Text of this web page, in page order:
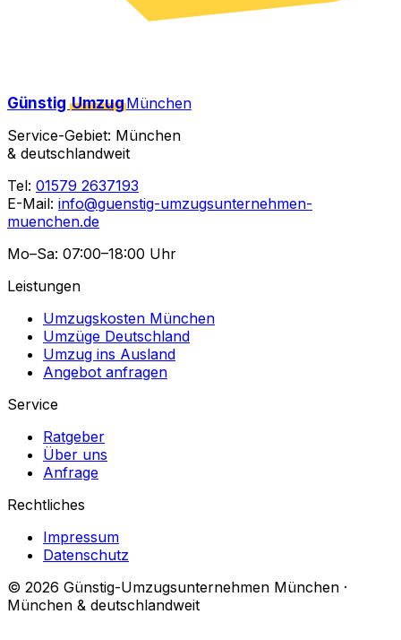
Günstig UmzugMünchen
Service-Gebiet: München
& deutschlandweit
Tel: 01579 2637193
E-Mail: info@guenstig-umzugsunternehmen-
muenchen.de
Mo–Sa: 07:00–18:00 Uhr
Leistungen
Umzugskosten München
Umzüge Deutschland
Umzug ins Ausland
Angebot anfragen
Service
Ratgeber
Über uns
Anfrage
Rechtliches
Impressum
Datenschutz
© 2026 Günstig-Umzugsunternehmen München ·
München & deutschlandweit